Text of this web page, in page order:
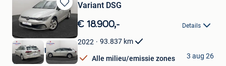
Bewaren
in
Mijn
Favorieten
Variant DSG
€ 18.900,- Details
2022 93.837 km
Alle milieu/emissie zones
AUTOKRUISPUNT
Tielt
3 aug 26